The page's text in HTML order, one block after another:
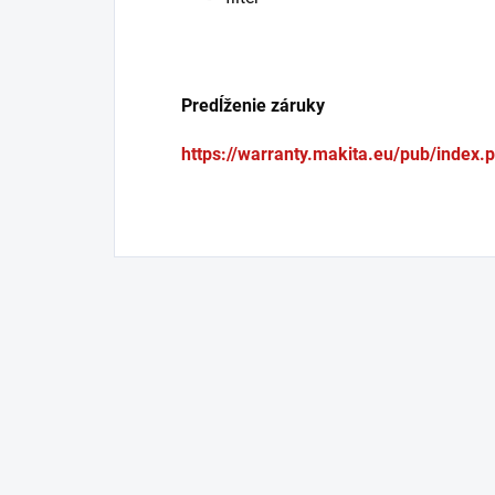
Predĺženie záruky
https://warranty.makita.eu/pub/